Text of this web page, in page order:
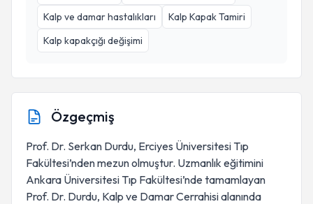
Kalp ve damar hastalıkları
Kalp Kapak Tamiri
Kalp kapakçığı değişimi
Özgeçmiş
Prof. Dr. Serkan Durdu, Erciyes Üniversitesi Tıp
Fakültesi’nden mezun olmuştur. Uzmanlık eğitimini
Ankara Üniversitesi Tıp Fakültesi’nde tamamlayan
Prof. Dr. Durdu, Kalp ve Damar Cerrahisi alanında